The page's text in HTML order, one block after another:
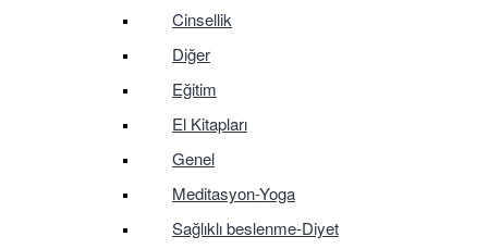
Cinsellik
Diğer
Eğitim
El Kitapları
Genel
Meditasyon-Yoga
Sağlıklı beslenme-Diyet